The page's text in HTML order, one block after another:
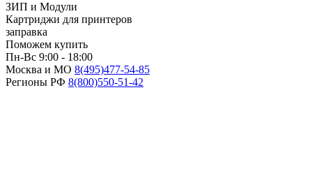
ЗИП и Модули
Картриджи для принтеров
заправка
Поможем купить
Пн-Вс 9:00 - 18:00
Москва и МО 8(495)477-54-85
Регионы РФ 8(800)550-51-42